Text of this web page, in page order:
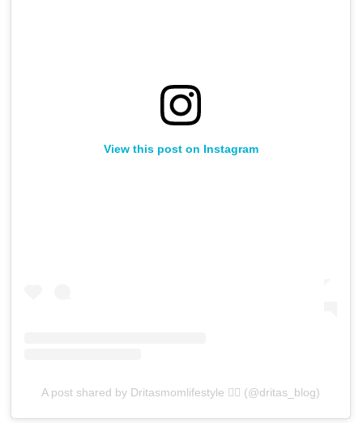
View this post on Instagram
A post shared by Dritasmomlifestyle 💁‍♀️ (@dritas_blog)